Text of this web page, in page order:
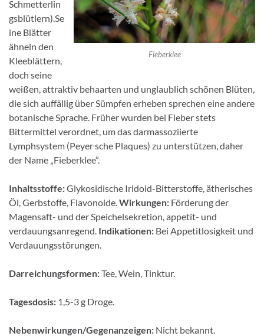
Fieberklee
Schmetterlin
gsblütlern).Se
ine Blätter
ähneln den
Kleeblättern,
doch seine
weißen, attraktiv behaarten und unglaublich schönen Blü­ten,
die sich auffällig über Sümpfen erheben sprechen eine andere
botanische Sprache. Früher wurden bei Fieber stets
Bittermittel verordnet, um das darmassoziierte
Lymphsystem (Peyer‚sche Plaques) zu unterstützen, daher
der Name „Fieberklee”.
Inhaltsstoffe:Glykosidische Iridoid-Bitterstoffe, ätherisches
Öl, Gerbstoffe, Flavonoide. Wirkungen: Förderung der
Magensaft- und der Speichelsekretion, appetit- und
verdauungsanregend. Indikationen: Bei Appetitlosigkeit und
Verdauungsstörungen.
Darreichungsformen:Tee, Wein, Tinktur.
Tagesdosis: 1,5-3 g Droge.
Nebenwirkungen/Gegenanzeigen: Nicht bekannt.